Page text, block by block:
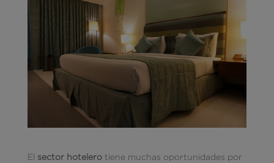
El sector hotelerotiene muchas oportunidades por